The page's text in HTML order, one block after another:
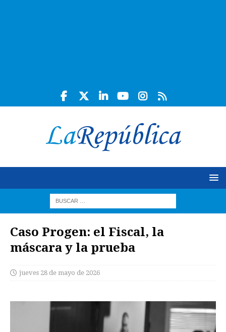
Caso Progen: el Fiscal, la
máscara y la prueba
jueves 28 de mayo de 2026